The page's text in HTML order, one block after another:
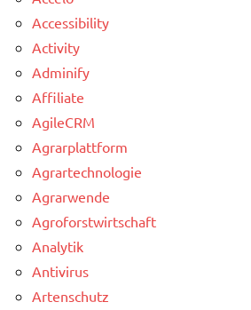
Accessibility
Activity
Adminify
Affiliate
AgileCRM
Agrarplattform
Agrartechnologie
Agrarwende
Agroforstwirtschaft
Analytik
Antivirus
Artenschutz